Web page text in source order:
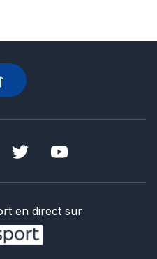
en direct sur